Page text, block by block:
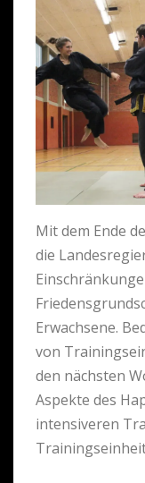
Mit dem Ende
die
Erwachsene.
von
den nächsten
Aspekte des
intensiveren